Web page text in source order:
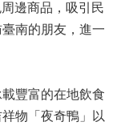
邊商品，吸引民
南的朋友，進一
豐富的在地飲食
物「夜奇鴨」以